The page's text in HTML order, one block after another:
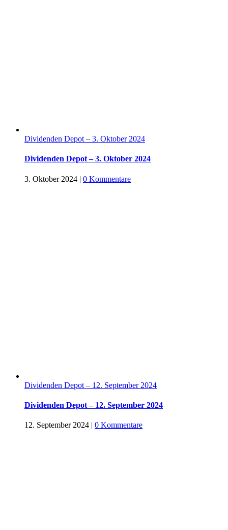
Dividenden Depot – 3. Oktober 2024
Dividenden Depot – 3. Oktober 2024
3. Oktober 2024 | 0 Kommentare
Dividenden Depot – 12. September 2024
Dividenden Depot – 12. September 2024
12. September 2024 | 0 Kommentare